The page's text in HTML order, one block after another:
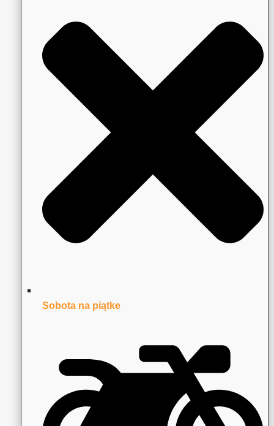
Sobota na piątke